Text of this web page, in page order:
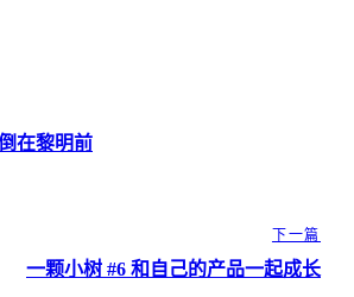
在黎明前
下一篇
一颗小树 #6 和自己的产品一起成长